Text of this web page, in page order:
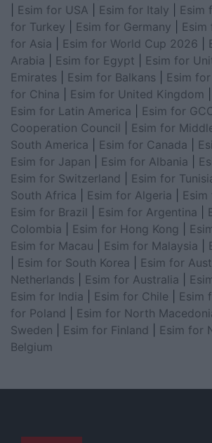
Esim for USA Esim for Italy Esim
for Turkey
Esim for Germany Esim
for Asia
Esim for World Cup 2026
Arabia
Esim for Egypt
Esim for
Emirates
Esim for Balkans Esim
for China
Esim for United Kingdom
Esim for Latin America
Esim for
Cooperation Council
Esim for
South America
Esim for Canada
Esim for Japan
Esim for Albania
Esim for Switzerland
Esim for
South Africa
Esim for Algeria
Esim for Brazil
Esim for Argentina
Colombia
Esim for Hong Kong
Esim for Macau
Esim for Malaysia
Esim for South Korea Esim for
Netherlands
Esim for Australia
Esim for India
Esim for Chile Esim
for Poland
Esim for North
Sweden
Esim for Finland Esim for
Belgium